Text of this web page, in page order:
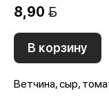
8,90 
В корзину
Ветчина, сыр,